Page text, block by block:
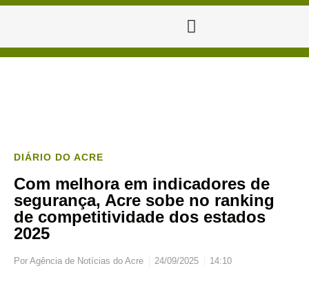
DIÁRIO DO ACRE
Com melhora em indicadores de
segurança, Acre sobe no ranking
de competitividade dos estados
2025
Por Agência de Notícias do Acre 24/09/2025 14:10